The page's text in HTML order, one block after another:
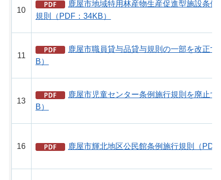
10
鹿屋市地域特用林産物生産促進型施設条
規則（PDF：34KB）
11
鹿屋市職員貸与品貸与規則の一部を改正
B）
13
鹿屋市児童センター条例施行規則を廃止
B）
16 鹿屋市輝北地区公民館条例施行規則（